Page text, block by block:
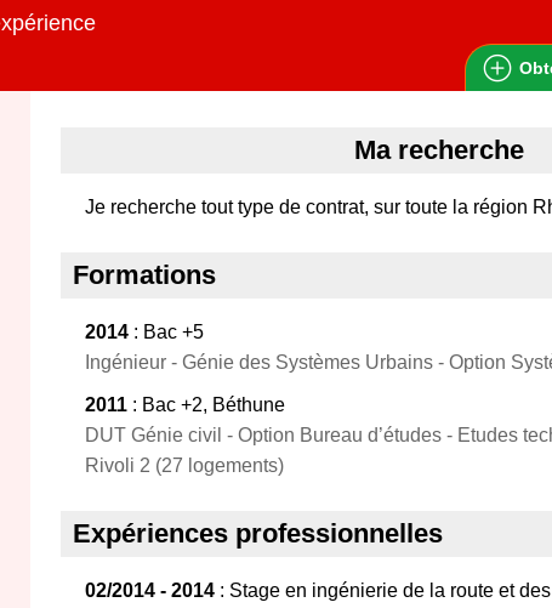
Ma recherche
Je recherche tout type de contrat, sur toute la région
Formations
2014 : Bac +5
Ingénieur - Génie des Systèmes Urbains - Option
2011 : Bac +2, Béthune
DUT Génie civil - Option Bureau d’études - Etudes
Rivoli 2 (27 logements)
Expériences professionnelles
02/2014 - 2014 : Stage en ingénierie de la route et